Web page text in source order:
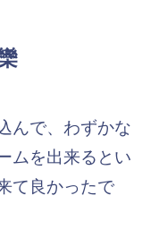
んで、わずかな
ムを出来るとい
て良かったで